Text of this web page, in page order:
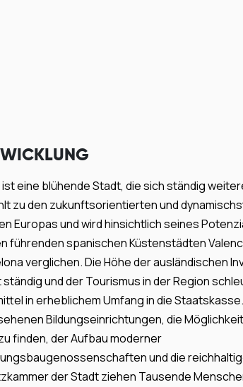
ist eine blühende Stadt, die sich ständig
zu den zukunftsorientierten und
Europas und wird hinsichtlich seines
führenden spanischen Küstenstädten
verglichen. Die Höhe der ausländischen
und der Tourismus in der Region
in erheblichem Umfang in die
Bildungseinrichtungen, die
finden, der Aufbau moderner
und die
der Stadt ziehen Tausende